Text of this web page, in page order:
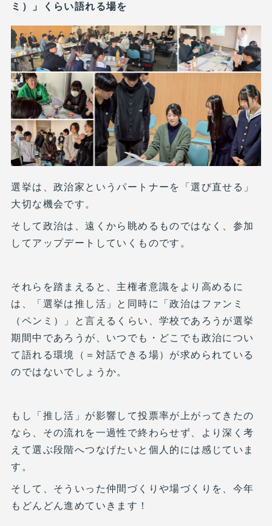
ミ）」くらい語れる場を
選挙は、政治家というパートナーを「選び直せる」
大切な機会です。
そして政治は、遠くから眺めるものではなく、参加
してアップデートしていくものです。
それらを踏まえると、主権者意識をより高めるに
は、「選挙は推し活」と同時に「政治はファンミ
（ペンミ）」と言えるくらい、学校であろうが選挙
期間中であろうが、いつでも・どこでも政治につい
て語れる環境（＝対話できる場）が求められている
のではないでしょうか。
もし「推し活」が影響して投票率が上がってきたの
なら、その流れを一過性で終わらせず、より深く考
えて選ぶ段階へつなげたいと個人的には感じていま
す。
そして、そういった仲間づくりや場づくりを、今年
もどんどん進めていきます！